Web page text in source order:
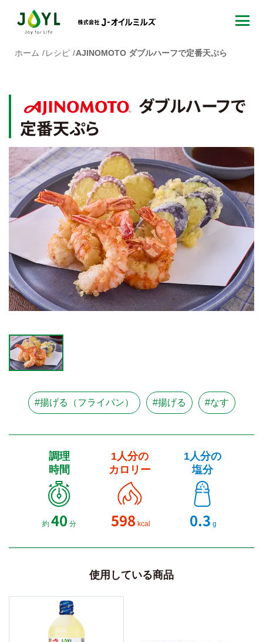
ホーム レシピ AJINOMOTO ダブルハーフで定番天ぷら
AJINOMOTO
ダブルハーフで
定番天ぷら
#揚げる（フライパン） #揚げる #なす
調理
時間
約 40 分
1人分の
カロリー
598 kcal
1人分の
塩分
0.3 g
使用している商品